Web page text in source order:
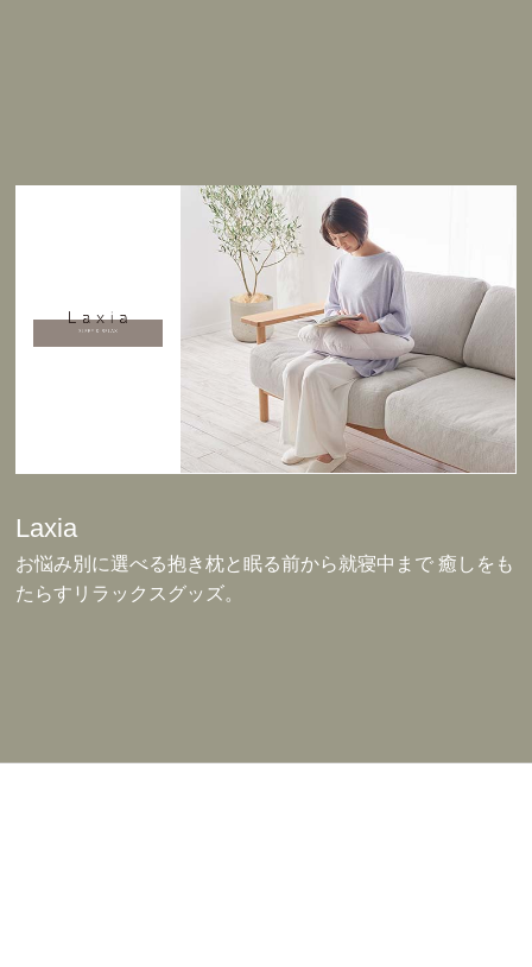
Laxia
お悩み別に選べる抱き枕と眠る前から就寝中まで 癒しをも
たらすリラックスグッズ。